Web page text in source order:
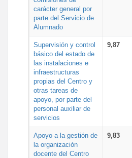
carácter general por
parte del Servicio de
Alumnado
Supervisión y control
básico del estado de
las instalaciones e
infraestructuras
propias del Centro y
otras tareas de
apoyo, por parte del
personal auxiliar de
servicios
9,87
Apoyo a la gestión de
la organización
docente del Centro
9,83